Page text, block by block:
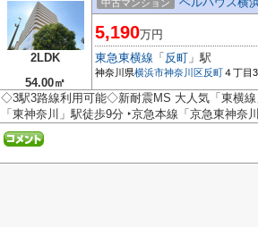
2LDK
54.00㎡
中古マンション
5,190万円
東急東横線 「 反町 」駅
神奈川県横浜市神奈川区反町４丁目
◇3駅3路線利用可能◇新耐震MS 大人気「東横
「東神奈川」駅徒歩9分 ‣京急本線「京急東神奈